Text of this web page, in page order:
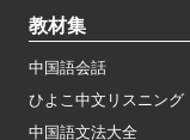
教材集
中国語会話
ひよこ中文リスニング
中国語文法大全